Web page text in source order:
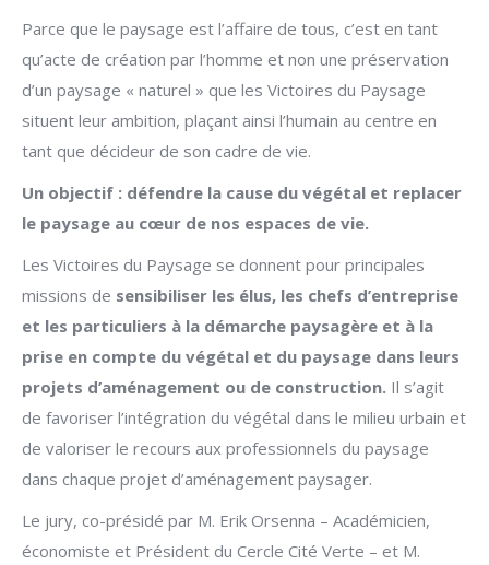
Parce que le paysage est l’affaire de tous, c’est en tant
qu’acte de création par l’homme et non une préservation
d’un paysage « naturel » que les Victoires du Paysage
situent leur ambition, plaçant ainsi l’humain au centre en
tant que décideur de son cadre de vie.
Un objectif : défendre la cause du végétal et replacer
le paysage au cœur de nos espaces de vie.
Les Victoires du Paysage se donnent pour principales
missions de sensibiliser les élus, les chefs d’entreprise
et les particuliers à la démarche paysagère et à la
prise en compte du végétal et du paysage dans leurs
projets d’aménagement ou de construction. Il s’agit
de favoriser l’intégration du végétal dans le milieu urbain et
de valoriser le recours aux professionnels du paysage
dans chaque projet d’aménagement paysager.
Le jury, co-présidé par M. Erik Orsenna – Académicien,
économiste et Président du Cercle Cité Verte – et M.